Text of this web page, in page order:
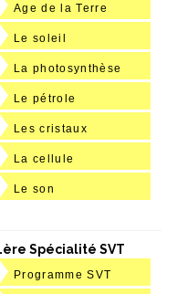
Age de la Terre
Le soleil
La photosynthèse
Le pétrole
Les cristaux
La cellule
Le son
Spécialité SVT
Programme SVT